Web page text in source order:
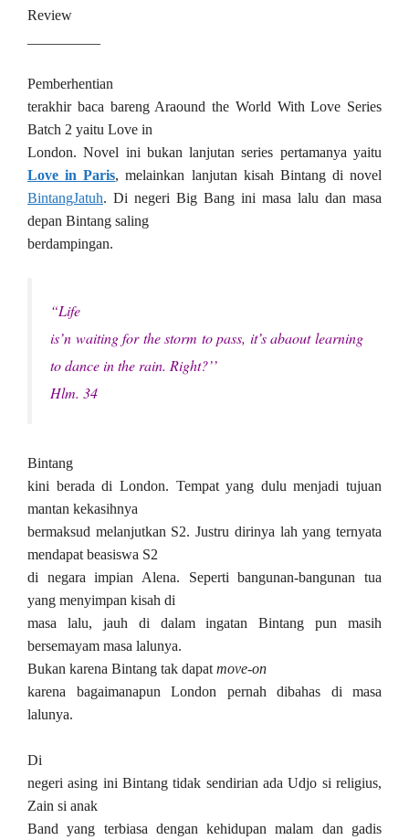
Review
Pemberhentian
terakhir baca bareng Araound the World With Love Series
Batch 2 yaitu Love in
London. Novel ini bukan lanjutan series pertamanya yaitu
Love in Paris, melainkan lanjutan kisah Bintang di novel
BintangJatuh. Di negeri Big Bang ini masa lalu dan masa
depan Bintang saling
berdampingan.
“Life
is’n waiting for the storm to pass, it’s abaout learning
to dance in the rain. Right?’’
Hlm. 34
Bintang
kini berada di London. Tempat yang dulu menjadi tujuan
mantan kekasihnya
bermaksud melanjutkan S2. Justru dirinya lah yang ternyata
mendapat beasiswa S2
di negara impian Alena. Seperti bangunan-bangunan tua
yang menyimpan kisah di
masa lalu, jauh di dalam ingatan Bintang pun masih
bersemayam masa lalunya.
Bukan karena Bintang tak dapat move-on
karena bagaimanapun London pernah dibahas di masa
lalunya.
Di
negeri asing ini Bintang tidak sendirian ada Udjo si religius,
Zain si anak
Band yang terbiasa dengan kehidupan malam dan gadis